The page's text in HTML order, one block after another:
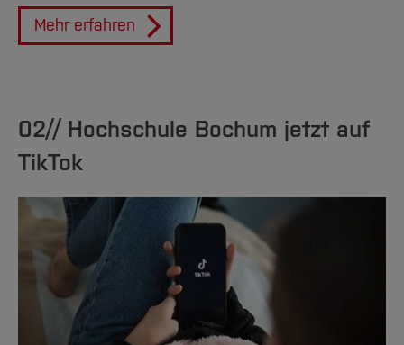
Mehr erfahren
02// Hochschule Bochum jetzt auf
TikTok